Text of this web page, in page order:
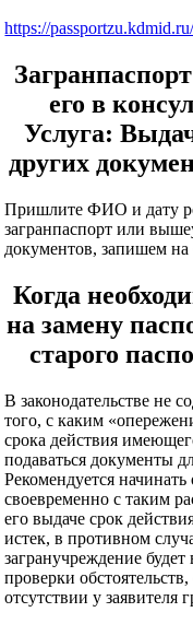
https://
его в
Услуга:
других
Пришлите ФИО и дату
загранпаспорт или
документов, запишем
Когда
на замену
старого
В законодательстве не
того, с каким
срока действия
подаваться документы
Рекомендуется
своевременно с таким
его выдаче срок
истек, в противном
загранучреждение
проверки
отсутствии у заявителя